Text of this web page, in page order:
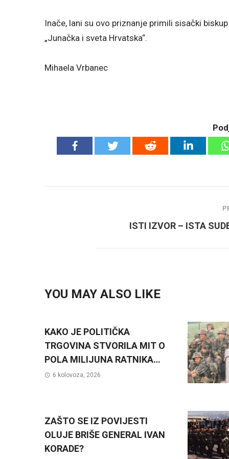
Inače, lani su ovo priznanje primili sisački
„Junačka i sveta Hrvatska“.
Mihaela Vrbanec
ISTI IZVOR – ISTA
YOU MAY ALSO LIKE
KAKO JE POLITIČKA
TRGOVINA STVORILA MIT O
POLA MILIJUNA RATNIKA…
6 kolovoza, 2026
ZAŠTO SE IZ POVIJESTI
OLUJE BRIŠE GENERAL IVAN
KORADE?